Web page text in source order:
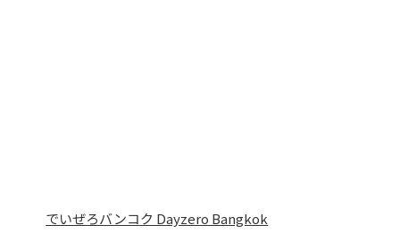
でいぜろバンコク Dayzero Bangkok